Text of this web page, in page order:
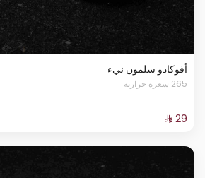
أفوكادو سلمون نيء
265 سعرة حرارية